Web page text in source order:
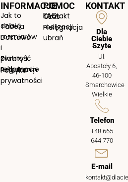
INFORMACJE
Jak to
działą
Tabela
rozmiarów
Dostawa
i
płatność
Zwroty i
reklamacje
Regulamin
Polityka
prywatności
POMOC
FAQ
Kontakt
Czas
realizacji
Pielęgnacja
ubrań
KONTAKT
Dla
Ciebie
Szyte
Ul.
Apostoły 6,
46-100
Smarchowice
Wielkie
Telefon
+48 665
644 770
E-mail